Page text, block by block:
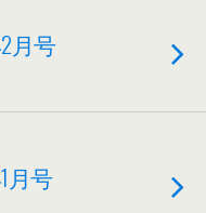
2月号
1月号